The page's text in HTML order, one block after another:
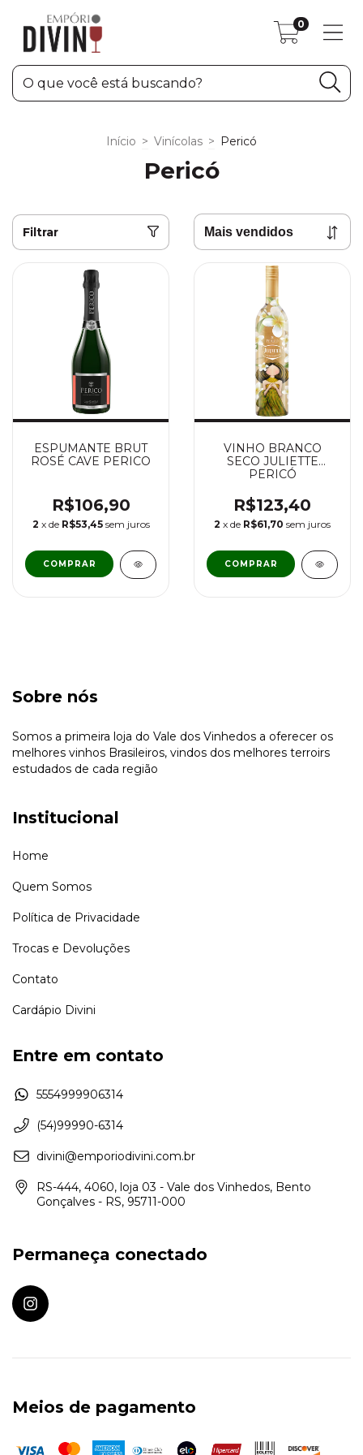
0
Início > Vinícolas > Pericó
Pericó
Filtrar
ESPUMANTE BRUT
ROSÉ CAVE PERICO
R$106,90
2 x de R$53,45 sem juros
VINHO BRANCO
SECO JULIETTE
PERICÓ
R$123,40
2 x de R$61,70 sem juros
Sobre nós
Somos a primeira loja do Vale dos Vinhedos a oferecer os
melhores vinhos Brasileiros, vindos dos melhores terroirs
estudados de cada região
Institucional
Home
Quem Somos
Política de Privacidade
Trocas e Devoluções
Contato
Cardápio Divini
Entre em contato
5554999906314
(54)99990-6314
divini@emporiodivini.com.br
RS-444, 4060, loja 03 - Vale dos Vinhedos, Bento
Gonçalves - RS, 95711-000
Permaneça conectado
Meios de pagamento